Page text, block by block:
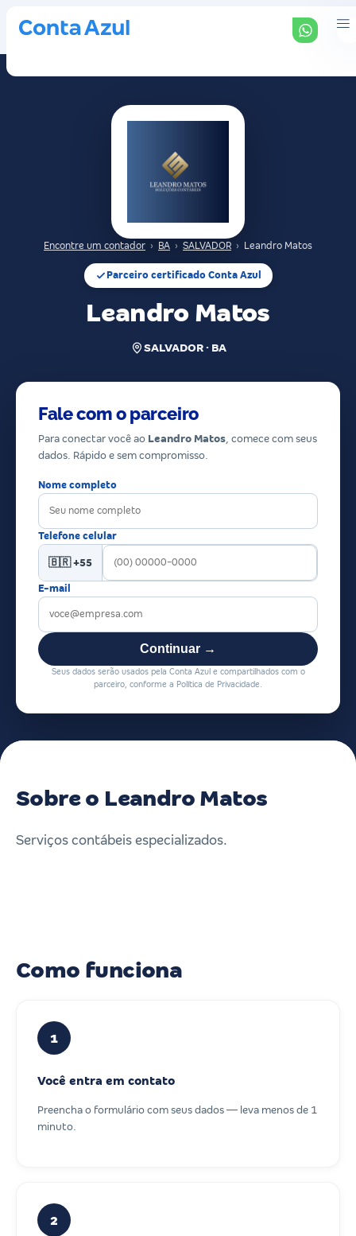
Encontre um contador › BA › SALVADOR › Leandro Matos
Parceiro certificado Conta Azul
Leandro Matos
SALVADOR · BA
Fale com o parceiro
Para conectar você ao Leandro Matos, comece com seus
dados. Rápido e sem compromisso.
Nome completo
Telefone celular
🇧🇷 +55
E-mail
Continuar →
Seus dados serão usados pela Conta Azul e compartilhados com o
parceiro, conforme a Política de Privacidade.
Sobre o Leandro Matos
Serviços contábeis especializados.
Como funciona
1
Você entra em contato
Preencha o formulário com seus dados — leva menos de 1
minuto.
2